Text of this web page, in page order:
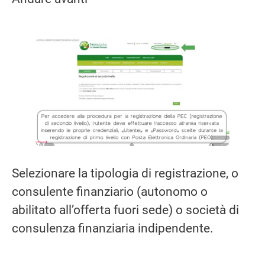
Selezionare la tipologia di registrazione, o
consulente finanziario (autonomo o
abilitato all’offerta fuori sede) o società di
consulenza finanziaria indipendente.